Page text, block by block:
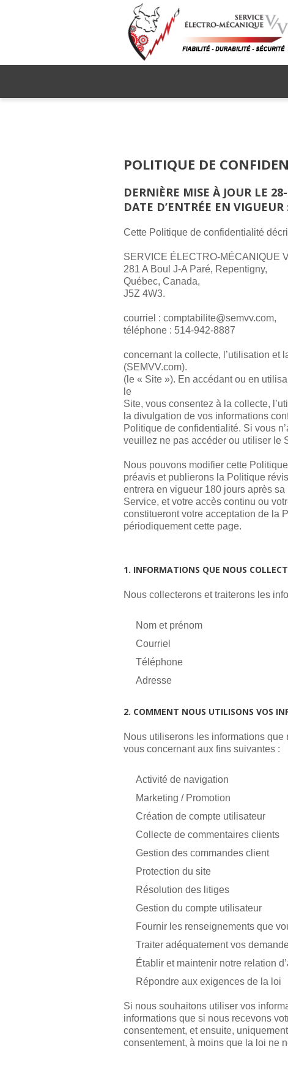
POLITIQUE DE
DERNIÈRE MISE À JOUR LE
DATE D’ENTRÉE EN
Cette Politique de confidentialité
SERVICE ÉLECTRO-MÉCANIQUE
281 A Boul J-A Paré, Repentigny,
Québec, Canada,
J5Z 4W3.
courriel : moc.vvmes@etilibatpmoc,
téléphone : 514-942-8887
concernant la collecte, l’utilisation et
(SEMVV.com).
(le « Site »). En accédant ou en
le
Site, vous consentez à la collecte,
la divulgation de vos informations
Politique de confidentialité. Si vous
veuillez ne pas accéder ou utiliser le
Nous pouvons modifier cette
préavis et publierons la Politique
entrera en vigueur 180 jours après
Service, et votre accès continu ou
constitueront votre acceptation de la
périodiquement cette page.
1. INFORMATIONS QUE NOUS
Nous collecterons et traiterons les
Nom et prénom
Courriel
Téléphone
Adresse
2. COMMENT NOUS UTILISONS VOS
Nous utiliserons les informations que
vous concernant aux fins suivantes :
Activité de navigation
Marketing / Promotion
Création de compte utilisateur
Collecte de commentaires clients
Gestion des commandes client
Protection du site
Résolution des litiges
Gestion du compte utilisateur
Fournir les renseignements que
Traiter adéquatement vos
Établir et maintenir notre relation
Répondre aux exigences de la loi
Si nous souhaitons utiliser vos
informations que si nous recevons
consentement, et ensuite,
consentement, à moins que la loi ne